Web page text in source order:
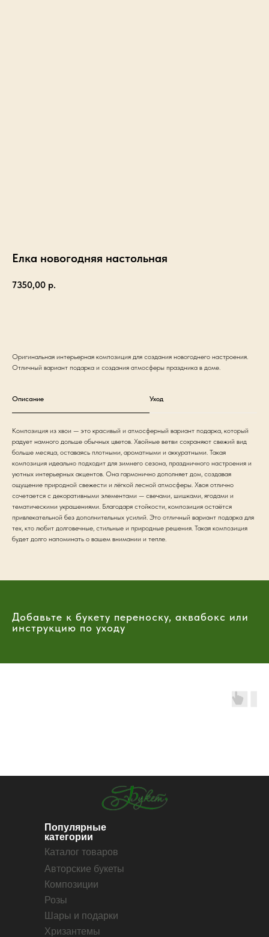
Елка новогодняя настольная
7350,00 р.
Оригинальная интерьерная композиция для создания новогоднего настроения.
Отличный вариант подарка и создания атмосферы праздника в доме.
Описание Уход
Композиция из хвои — это красивый и атмосферный вариант подарка, который
радует намного дольше обычных цветов. Хвойные ветви сохраняют свежий вид
больше месяца, оставаясь плотными, ароматными и аккуратными. Такая
композиция идеально подходит для зимнего сезона, праздничного настроения и
уютных интерьерных акцентов. Она гармонично дополняет дом, создавая
ощущение природной свежести и лёгкой лесной атмосферы. Хвоя отлично
сочетается с декоративными элементами — свечами, шишками, ягодами и
тематическими украшениями. Благодаря стойкости, композиция остаётся
привлекательной без дополнительных усилий. Это отличный вариант подарка для
тех, кто любит долговечные, стильные и природные решения. Такая композиция
будет долго напоминать о вашем внимании и тепле.
Добавьте к букету переноску, аквабокс или
инструкцию по уходу
Авторские букеты
Композиции
Розы
Шары и подарки
Хризантемы
Популярные
категории
Каталог товаров